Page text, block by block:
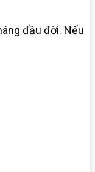
đầu đời. Nếu